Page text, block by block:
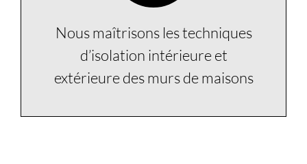
Nous maîtrisons les techniques
d’isolation intérieure et
extérieure des murs de maisons